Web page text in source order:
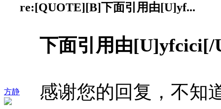
方静
re:[QUOTE][B]下面引用由[U]yf...
下面引用由[U]yfcici[/
感谢您的回复，不知